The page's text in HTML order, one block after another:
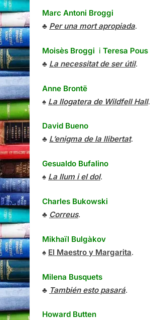
Marc Antoni Broggi
♣ Per una mort apropiada.
Moisès Broggi i Teresa Pous
♣ La necessitat de ser útil.
Anne Brontë
♠ La llogatera de Wildfell Hall.
David Bueno
♣ L’enigma de la llibertat.
Gesualdo Bufalino
♠ La llum i el dol.
Charles Bukowski
♣ Correus.
Mikhaïl Bulgàkov
♠ El Maestro y Margarita.
Milena Busquets
♣ También esto pasará.
Howard Butten